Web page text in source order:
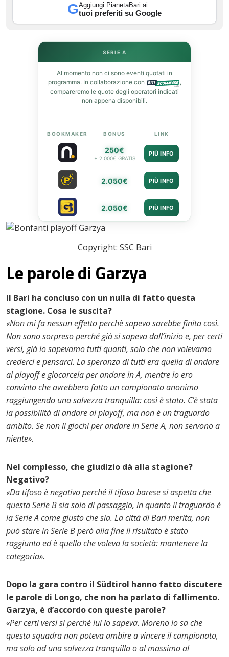
GAggiungi PianetaBari ai
tuoi preferiti su Google
SERIE A
Al momento non ci sono eventi quotati in
programma. In collaborazione con
,
compareremo le quote degli operatori indicati
non appena disponibili.
BOOKMAKER BONUS LINK
250€
+ 2.000€ GRATIS
PIÙ INFO
2.050€ PIÙ INFO
2.050€ PIÙ INFO
Copyright: SSC Bari
Le parole di Garzya
Il Bari ha concluso con un nulla di fatto questa
stagione. Cosa le suscita?
«Non mi fa nessun effetto perchè sapevo sarebbe finita così.
Non sono sorpreso perché già si sapeva dall’inizio e, per certi
versi, già lo sapevamo tutti quanti, solo che non volevamo
crederci e pensarci. La speranza di tutti era quella di andare
ai playoff e giocarcela per andare in A, mentre io ero
convinto che avrebbero fatto un campionato anonimo
raggiungendo una salvezza tranquilla: così è stato. C’è stata
la possibilità di andare ai playoff, ma non è un traguardo
ambito. Se non li giochi per andare in Serie A, non servono a
niente».
Nel complesso, che giudizio dà alla stagione?
Negativo?
«Da tifoso è negativo perché il tifoso barese si aspetta che
questa Serie B sia solo di passaggio, in quanto il traguardo è
la Serie A come giusto che sia. La città di Bari merita, non
può stare in Serie B però alla fine il risultato è stato
raggiunto ed è quello che voleva la società: mantenere la
categoria».
Dopo la gara contro il Südtirol hanno fatto discutere
le parole di Longo, che non ha parlato di fallimento.
Garzya, è d’accordo con queste parole?
«Per certi versi sì perché lui lo sapeva. Moreno lo sa che
questa squadra non poteva ambire a vincere il campionato,
ma solo ad una salvezza tranquilla o al massimo al